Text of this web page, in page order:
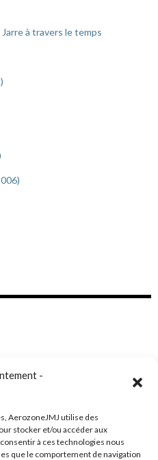
-
AerozoneJMJ utilise des
stocker et/ou accéder aux
à ces technologies nous
que le comportement de navigation
à travers le temps